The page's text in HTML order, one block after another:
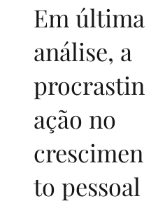
Em última
análise, a
procrastin
ação no
crescimen
to pessoal